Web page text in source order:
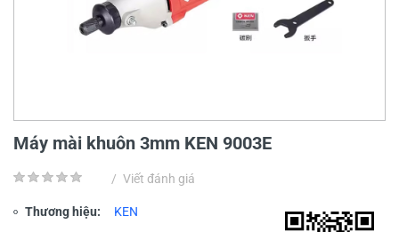
Máy mài khuôn 3mm KEN 9003E
/ Viết đánh giá
Thương hiệu: KEN